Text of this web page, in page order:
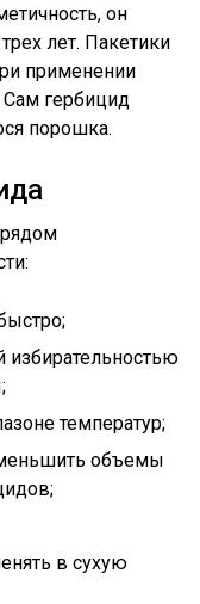
он
лет. Пакетики
применении
Сам гербицид
порошка.
избирательностью
температур;
объемы
в сухую